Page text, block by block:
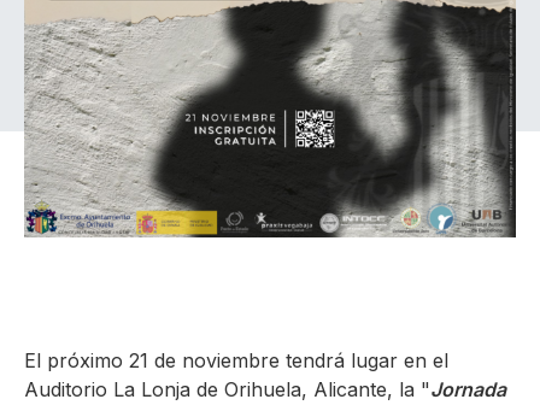
El próximo 21 de noviembre tendrá lugar en el
Auditorio La Lonja de Orihuela, Alicante, la "Jornada